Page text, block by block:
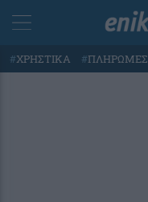
#ΧΡΗΣΤΙΚΑ #ΠΛΗΡΩΜΕΣ